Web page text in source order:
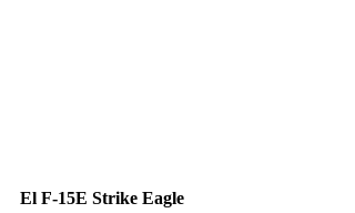
El F-15E Strike Eagle